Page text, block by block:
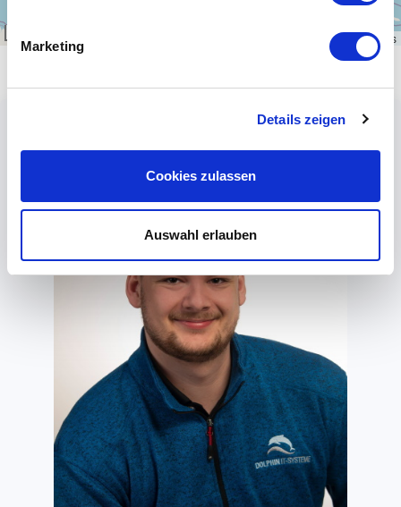
Marketing
Details zeigen
Cookies zulassen
Auswahl erlauben
OpenStreetMapcontributors